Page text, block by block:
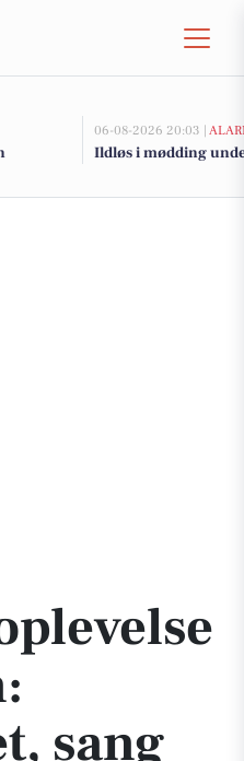
06-08-2026 20:03 |
Ildløs i mødding
sang og teater
sang